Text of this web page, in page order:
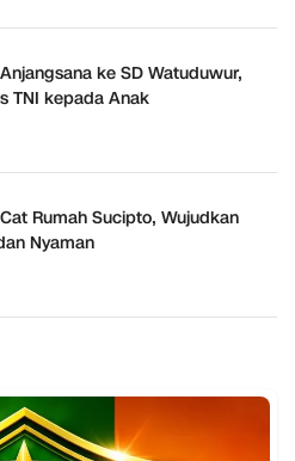
ke SD Watuduwur,
TNI kepada Anak
Rumah Sucipto, Wujudkan
Nyaman